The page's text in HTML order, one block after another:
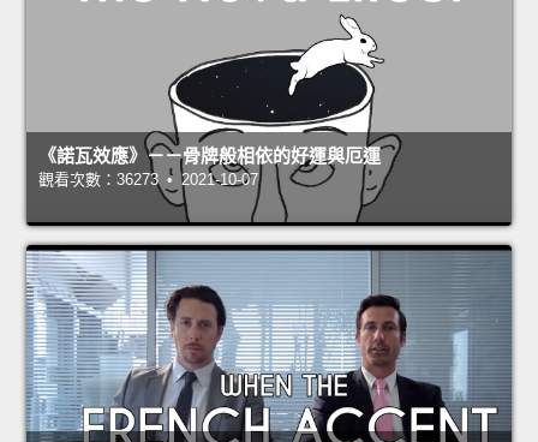
《諾瓦效應》－－骨牌般相依的好運與厄運
觀看次數：36273 • 2021-10-07